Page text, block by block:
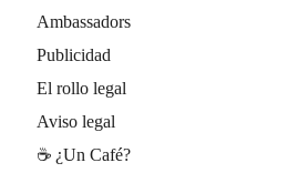
Ambassadors
Publicidad
El rollo legal
Aviso legal
☕️ ¿Un Café?